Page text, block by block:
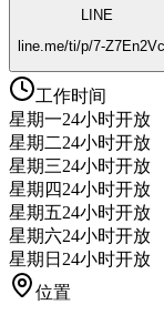
LINE
line.me/ti/p/7-
工作时间
星期一24小时开放
星期二24小时开放
星期三24小时开放
星期四24小时开放
星期五24小时开放
星期六24小时开放
星期日 24小时开放
位置